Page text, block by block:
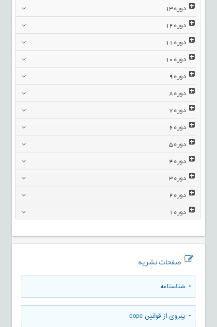
دوره13
دوره12
دوره11
دوره10
دوره9
دوره8
دوره7
دوره6
دوره5
دوره4
دوره3
دوره2
دوره1
صفحات نشریه
• شناسنامه
• پیروی از قوانین cope